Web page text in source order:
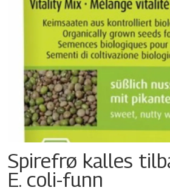
Spirefrø kalles
E. coli-funn